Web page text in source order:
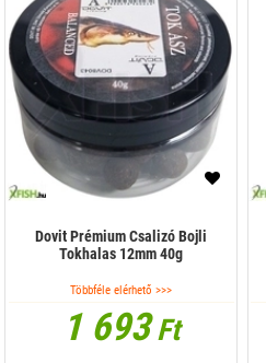
Dovit Prémium Csalizó Bojli
Tokhalas 12mm 40g
Többféle elérhető >>>
1 693Ft